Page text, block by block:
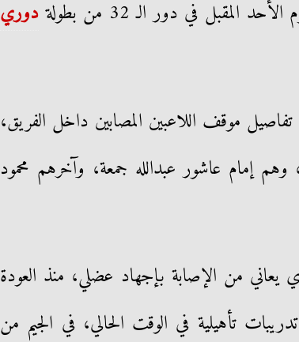
المقبل في دور الـ 32 من بطولة
دوري
موقف اللاعبين المصابين داخل الفريق،
حاليًا، وهم إمام عاشور عبدالله جمعة، وآخرهم محمود
من الإصابة بإجهاد عضلي، منذ العودة
تأهيلية في الوقت الحالي، في الجيم من